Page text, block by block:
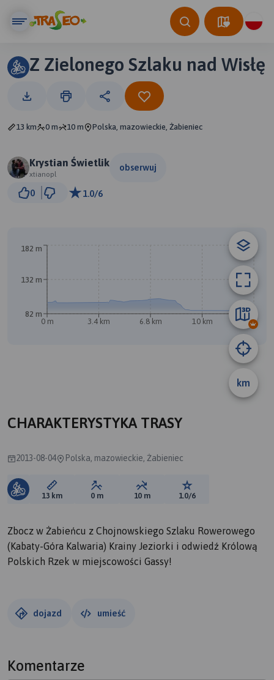
Z Zielonego Szlaku nad Wisłę
13 km 0 m 10 m Polska, mazowieckie, Żabieniec
Krystian Świetlik
xtianopl
obserwuj
0 1.0/6
B
km
0 m 3.4 km 6.8 km 10 km 13 km
82 m
132 m
182 m
CHARAKTERYSTYKA TRASY
2013-08-04 Polska, mazowieckie, Żabieniec
Długość trasy:
13 km Suma przewyższeń:
0 m Suma spadków:
10 m Ocena trasy:
1.0/6
Zbocz w Żabieńcu z Chojnowskiego Szlaku Rowerowego
(Kabaty-Góra Kalwaria) Krainy Jeziorki i odwiedź Królową
Polskich Rzek w miejscowości Gassy!
dojazd umieść
Komentarze